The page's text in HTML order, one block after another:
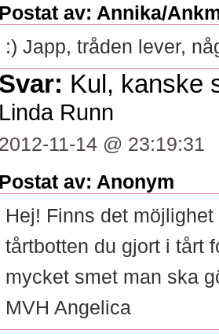
Postat av: Annika/
:) Japp, tråden lever,
Svar: Kul, kanske
Linda Runn
2012-11-14 @ 23:19:31
Postat av: Anonym
Hej! Finns det
tårtbotten du gjort i tårt
mycket smet man ska
MVH Angelica